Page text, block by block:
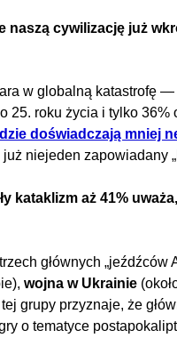
naszą cywilizację już
w globalną katastrofę
25. roku życia i tylko
doświadczają mniej
niejeden zapowiadany
kataklizm aż 41%
głównych „jeźdźców
wojna w Ukrainie
grupy przyznaje, że
o tematyce